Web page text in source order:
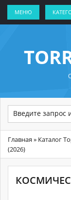
МЕНЮ
Главная » Каталог
(2026)